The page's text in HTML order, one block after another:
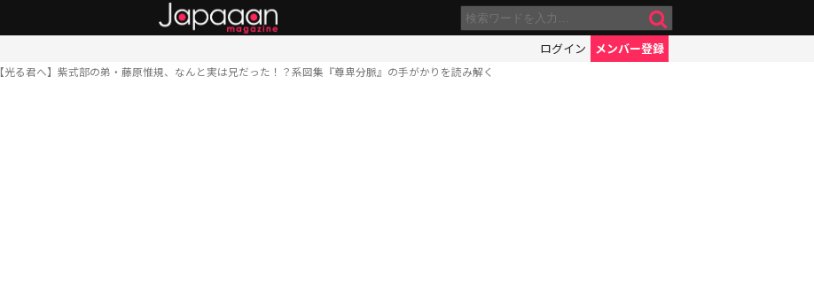
ログイン メンバー登録
【光る君へ】紫式部の弟・藤原惟規、なんと実は兄だった！？系図集『尊卑分脈』の手がかりを読み解く